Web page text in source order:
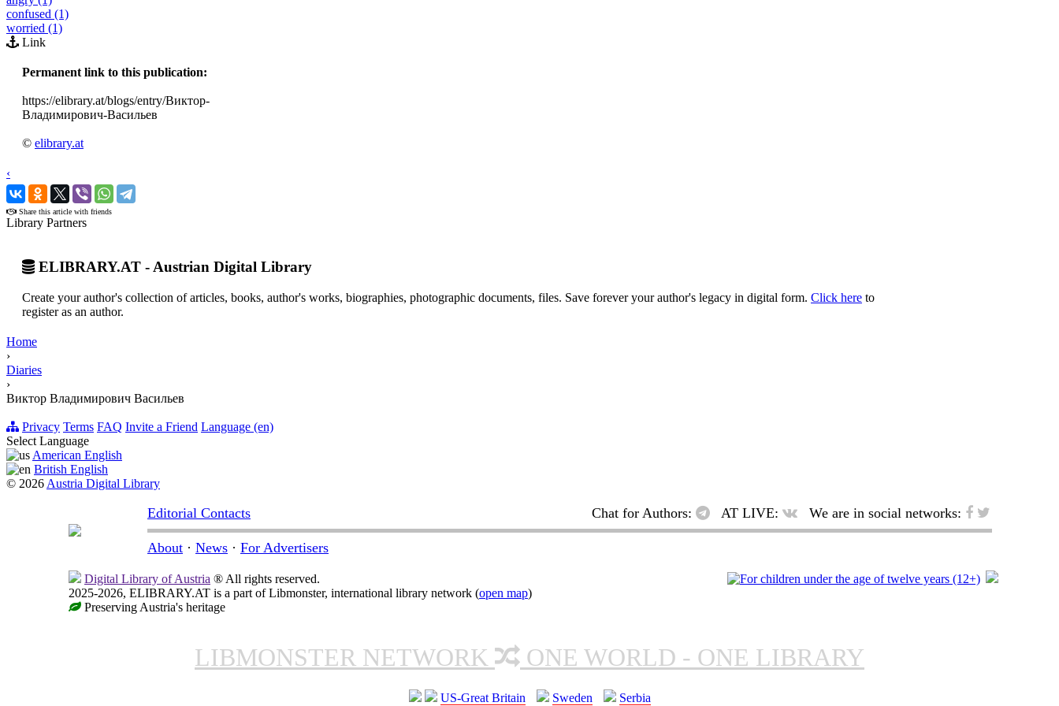
confused (1)
worried (1)
Link
Permanent link to this publication:
https://elibrary.at/blogs/entry/Виктор-
Владимирович-Васильев
© elibrary.at
‹
›
Share this article with friends
Library Partners
ELIBRARY.AT - Austrian Digital Library
Create your author's collection of articles, books, author's works, biographies, photographic documents, files. Save forever your author's legacy in digital form. Click here to
register as an author.
Home
›
Diaries
›
Виктор Владимирович Васильев
Privacy Terms FAQ Invite a Friend Language (en)
Select Language
American English
British English
© 2026 Austria Digital Library
Editorial Contacts Chat for Authors: AT LIVE: We are in social networks:
About · News · For Advertisers
Digital Library of Austria ® All rights reserved.
2025-2026, ELIBRARY.AT is a part of Libmonster, international library network (open map)
Preserving Austria's heritage
LIBMONSTER NETWORK ONE WORLD - ONE LIBRARY
US-Great Britain Sweden Serbia